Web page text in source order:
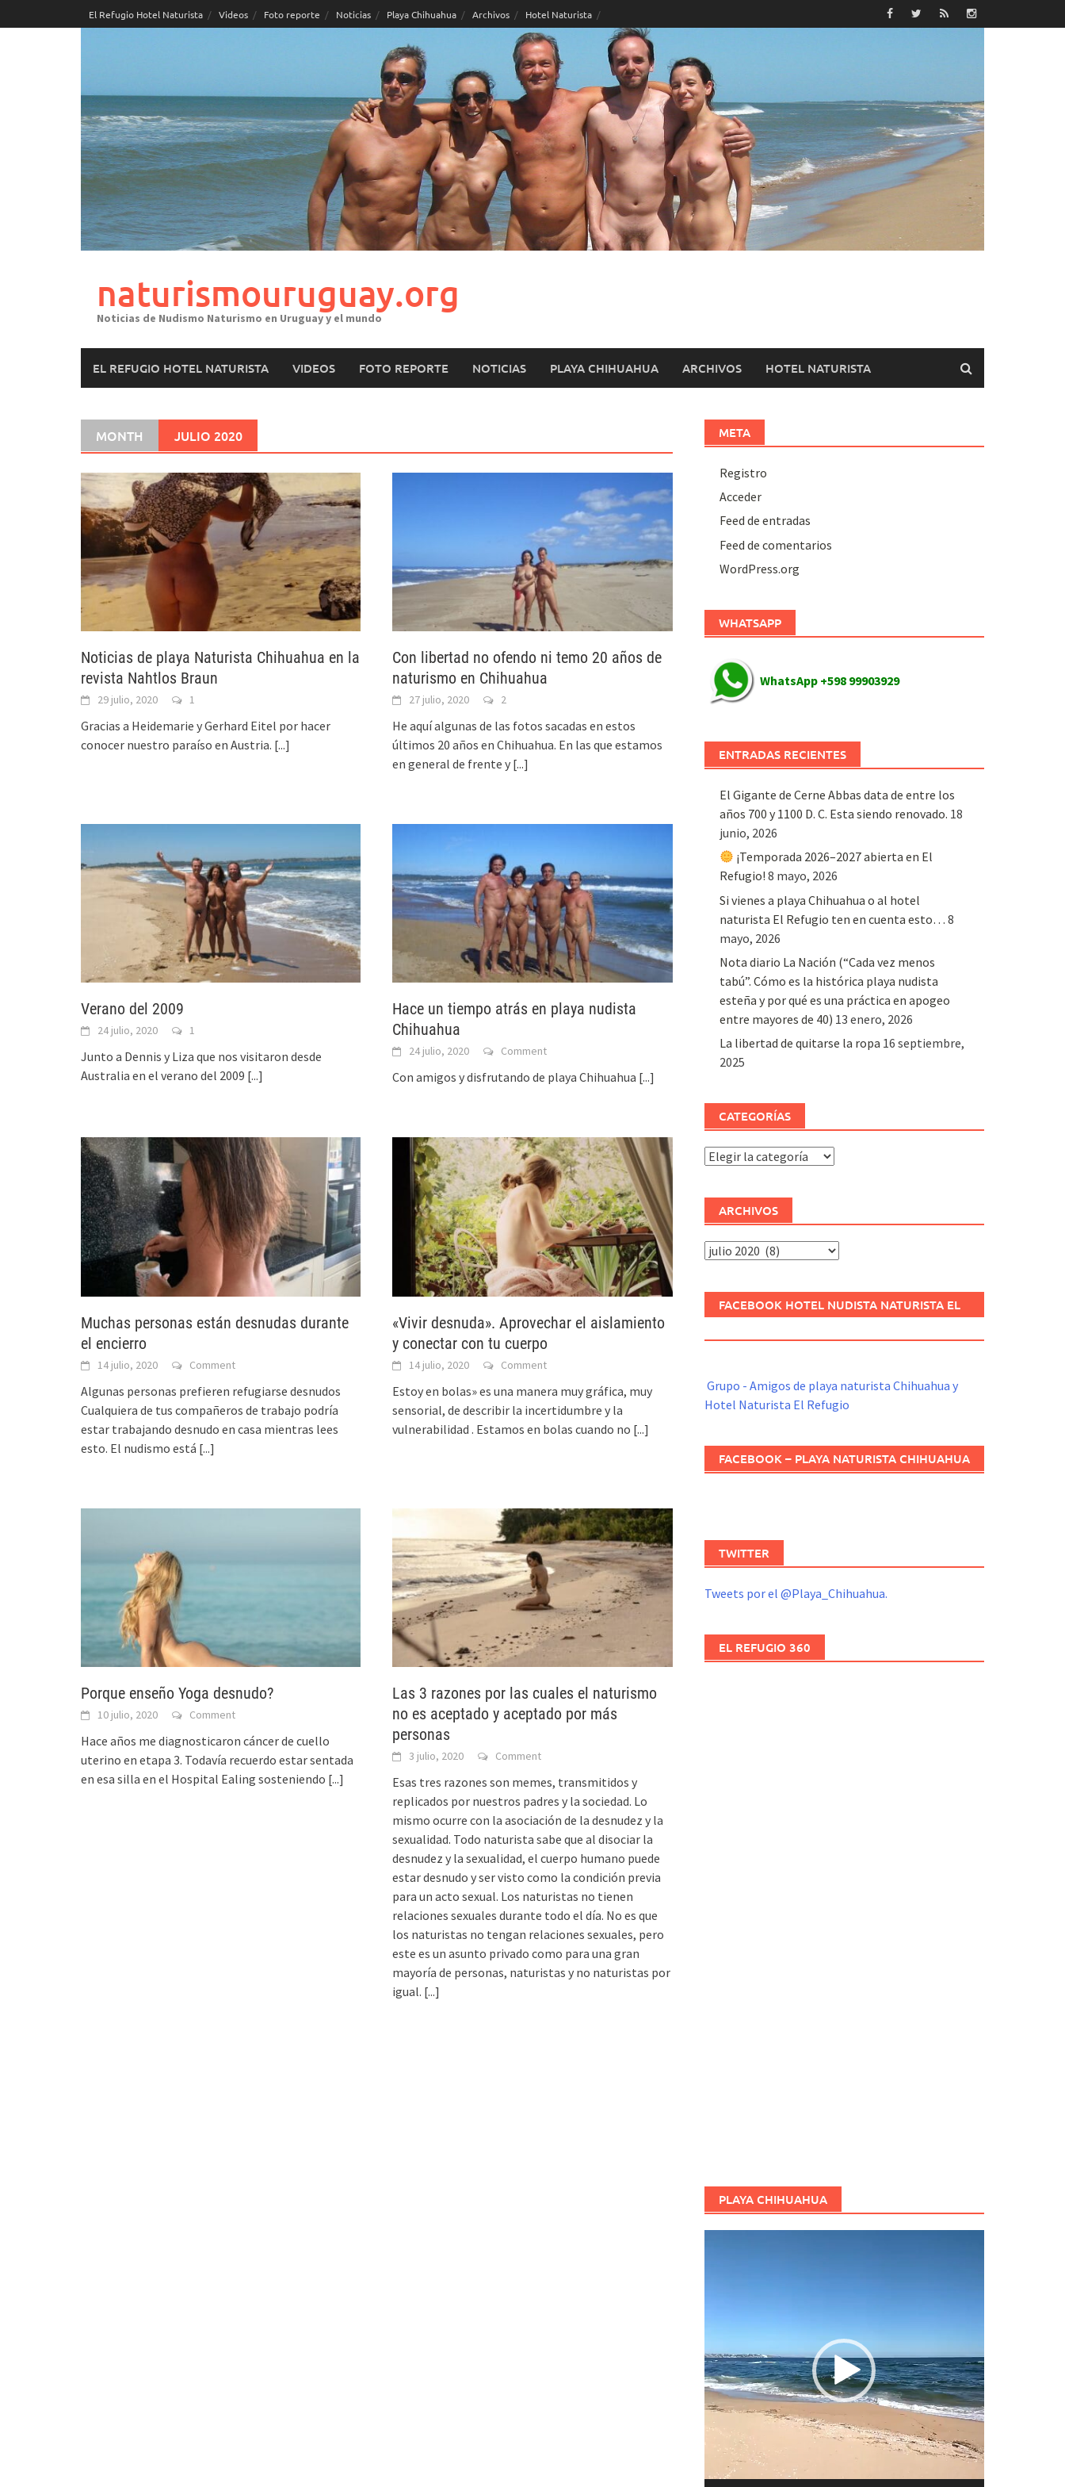
to
El Refugio Hotel Naturista Videos Foto reporte Noticias Playa Chihuahua Archivos Hotel Naturista
naturismouruguay.org
Noticias de Nudismo Naturismo en Uruguay y el mundo
EL REFUGIO HOTEL NATURISTA VIDEOS FOTO REPORTE NOTICIAS PLAYA CHIHUAHUA ARCHIVOS HOTEL NATURISTA
MONTH JULIO 2020
Noticias de playa Naturista Chihuahua en la
revista Nahtlos Braun
29 julio, 2020 1
Gracias a Heidemarie y Gerhard Eitel por hacer
conocer nuestro paraíso en Austria. [...]
Con libertad no ofendo ni temo 20 años de
naturismo en Chihuahua
27 julio, 2020 2
He aquí algunas de las fotos sacadas en estos
últimos 20 años en Chihuahua. En las que estamos
en general de frente y [...]
Verano del 2009
24 julio, 2020 1
Junto a Dennis y Liza que nos visitaron desde
Australia en el verano del 2009 [...]
Hace un tiempo atrás en playa nudista
Chihuahua
24 julio, 2020 Comment
Con amigos y disfrutando de playa Chihuahua [...]
Muchas personas están desnudas durante
el encierro
14 julio, 2020 Comment
Algunas personas prefieren refugiarse desnudos
Cualquiera de tus compañeros de trabajo podría
estar trabajando desnudo en casa mientras lees
esto. El nudismo está [...]
«Vivir desnuda». Aprovechar el aislamiento
y conectar con tu cuerpo
14 julio, 2020 Comment
Estoy en bolas» es una manera muy gráfica, muy
sensorial, de describir la incertidumbre y la
vulnerabilidad . Estamos en bolas cuando no [...]
Porque enseño Yoga desnudo?
10 julio, 2020 Comment
Hace años me diagnosticaron cáncer de cuello
uterino en etapa 3. Todavía recuerdo estar sentada
en esa silla en el Hospital Ealing sosteniendo [...]
Las 3 razones por las cuales el naturismo
no es aceptado y aceptado por más
personas
3 julio, 2020 Comment
Esas tres razones son memes, transmitidos y
replicados por nuestros padres y la sociedad. Lo
mismo ocurre con la asociación de la desnudez y la
sexualidad. Todo naturista sabe que al disociar la
desnudez y la sexualidad, el cuerpo humano puede
estar desnudo y ser visto como la condición previa
para un acto sexual. Los naturistas no tienen
relaciones sexuales durante todo el día. No es que
los naturistas no tengan relaciones sexuales, pero
este es un asunto privado como para una gran
mayoría de personas, naturistas y no naturistas por
igual. [...]
META
Registro
Acceder
Feed de entradas
Feed de comentarios
WordPress.org
WHATSAPP
WhatsApp +598 99903929
ENTRADAS RECIENTES
El Gigante de Cerne Abbas data de entre los
años 700 y 1100 D. C. Esta siendo renovado. 18
junio, 2026
¡Temporada 2026–2027 abierta en El
Refugio! 8 mayo, 2026
Si vienes a playa Chihuahua o al hotel
naturista El Refugio ten en cuenta esto… 8
mayo, 2026
Nota diario La Nación (“Cada vez menos
tabú”. Cómo es la histórica playa nudista
esteña y por qué es una práctica en apogeo
entre mayores de 40) 13 enero, 2026
La libertad de quitarse la ropa 16 septiembre,
2025
CATEGORÍAS
Categorías
ARCHIVOS
Archivos
FACEBOOK HOTEL NUDISTA NATURISTA EL
Grupo - Amigos de playa naturista Chihuahua y
Hotel Naturista El Refugio
FACEBOOK – PLAYA NATURISTA CHIHUAHUA
TWITTER
Tweets por el @Playa_Chihuahua.
EL REFUGIO 360
PLAYA CHIHUAHUA